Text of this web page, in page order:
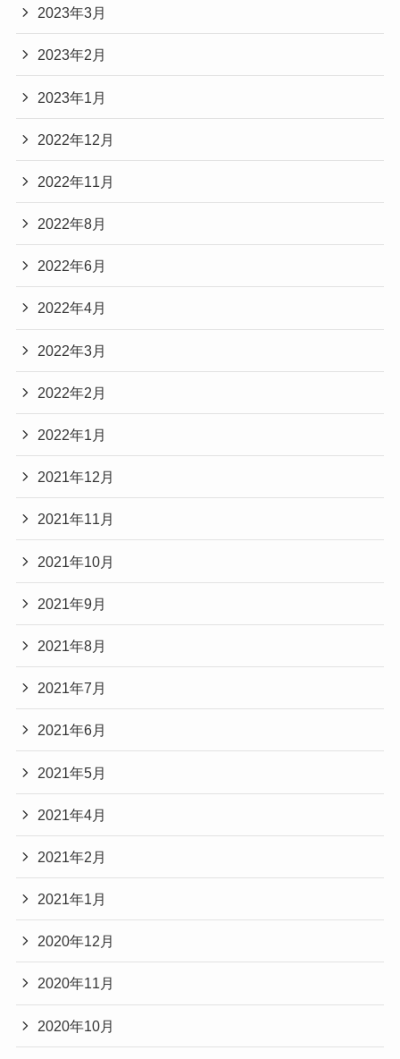
2023年3月
2023年2月
2023年1月
2022年12月
2022年11月
2022年8月
2022年6月
2022年4月
2022年3月
2022年2月
2022年1月
2021年12月
2021年11月
2021年10月
2021年9月
2021年8月
2021年7月
2021年6月
2021年5月
2021年4月
2021年2月
2021年1月
2020年12月
2020年11月
2020年10月